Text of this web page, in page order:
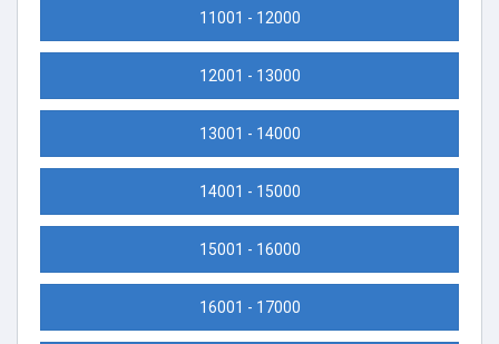
11001 - 12000
12001 - 13000
13001 - 14000
14001 - 15000
15001 - 16000
16001 - 17000